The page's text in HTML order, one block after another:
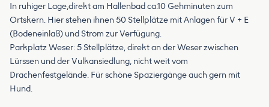
In ruhiger Lage,direkt am Hallenbad ca.10 Gehminuten zum
Ortskern. Hier stehen ihnen 50 Stellplätze mit Anlagen für V + E
(Bodeneinlaß) und Strom zur Verfügung.
Parkplatz Weser: 5 Stellplätze, direkt an der Weser zwischen
Lürssen und der Vulkansiedlung, nicht weit vom
Drachenfestgelände. Für schöne Spaziergänge auch gern mit
Hund.